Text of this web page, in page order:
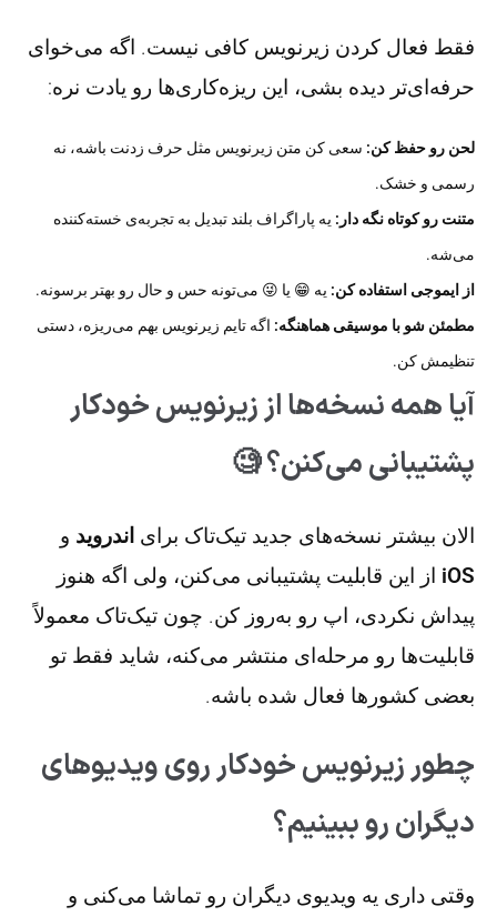
فقط فعال کردن زیرنویس کافی نیست. اگه می‌خوای
حرفه‌ای‌تر دیده بشی، این ریزه‌کاری‌ها رو یادت نره:
لحن رو حفظ کن: سعی کن متن زیرنویس مثل حرف زدنت باشه، نه
رسمی و خشک.
متنت رو کوتاه نگه دار: یه پاراگراف بلند تبدیل به تجربه‌ی خسته‌کننده
می‌شه.
از ایموجی استفاده کن: یه 😁 یا 😜 می‌تونه حس و حال رو بهتر برسونه.
مطمئن شو با موسیقی هماهنگه: اگه تایم زیرنویس بهم می‌ریزه، دستی
تنظیمش کن.
آیا همه نسخه‌ها از زیرنویس خودکار
پشتیبانی می‌کنن؟ 🧐
الان بیشتر نسخه‌های جدید تیک‌تاک برای اندروید و
iOS از این قابلیت پشتیبانی می‌کنن، ولی اگه هنوز
پیداش نکردی، اپ رو به‌روز کن. چون تیک‌تاک معمولاً
قابلیت‌ها رو مرحله‌ای منتشر می‌کنه، شاید فقط تو
بعضی کشورها فعال شده باشه.
چطور زیرنویس خودکار روی ویدیوهای
دیگران رو ببینیم؟
وقتی داری یه ویدیوی دیگران رو تماشا می‌کنی و